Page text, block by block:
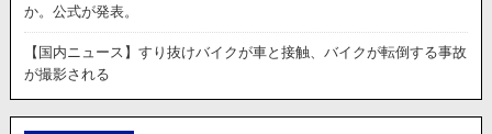
別々
の
か
か。公式が発表。
【国内ニュース】すり抜けバイクが車と接触、バイクが転倒する事故
が撮影される